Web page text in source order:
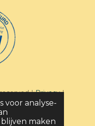
voor analyse-
maken
|Privacy|